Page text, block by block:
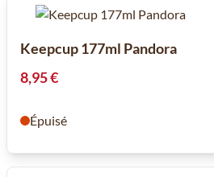
Keepcup 177ml Pandora
8,95 €
Épuisé